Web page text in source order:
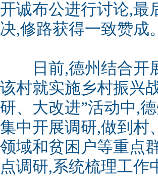
开诚布公进行讨论,最
决,修路获得一致赞成。
日前,德州结合开展
该村就实施乡村振兴
研、大改进”活动中,
集中开展调研,做到村
领域和贫困户等重点
点调研,系统梳理工作